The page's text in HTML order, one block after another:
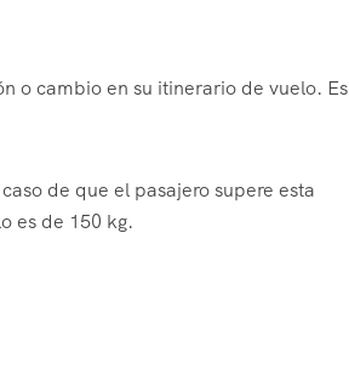
o cambio en su itinerario de vuelo. Es
de que el pasajero supere esta
es de 150 kg.